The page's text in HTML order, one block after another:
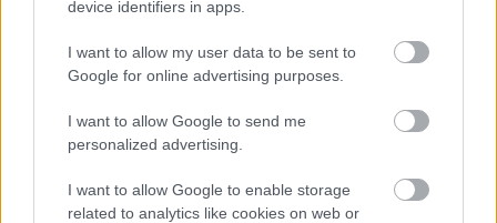
device identifiers in apps.
I want to allow my user data to be sent to
Google for online advertising purposes.
I want to allow Google to send me
personalized advertising.
I want to allow Google to enable storage
related to analytics like cookies on web or